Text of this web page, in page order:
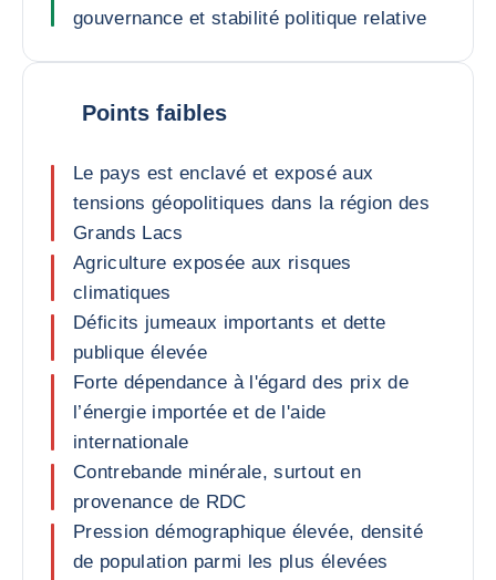
gouvernance et stabilité politique relative
Points faibles
Le pays est enclavé et exposé aux
tensions géopolitiques dans la région des
Grands Lacs
Agriculture exposée aux risques
climatiques
Déficits jumeaux importants et dette
publique élevée
Forte dépendance à l'égard des prix de
l’énergie importée et de l'aide
internationale
Contrebande minérale, surtout en
provenance de RDC
Pression démographique élevée, densité
de population parmi les plus élevées